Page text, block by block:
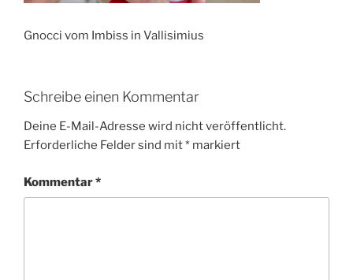
Gnocci vom Imbiss in Vallisimius
Schreibe einen Kommentar
Deine E-Mail-Adresse wird nicht veröffentlicht.
Erforderliche Felder sind mit* markiert
Kommentar*